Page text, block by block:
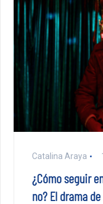
Catalina Araya
¿Cómo seguir
no? El drama